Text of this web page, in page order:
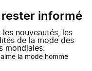
informé
nouveautés, les
de la mode des
mondiales.
la mode homme